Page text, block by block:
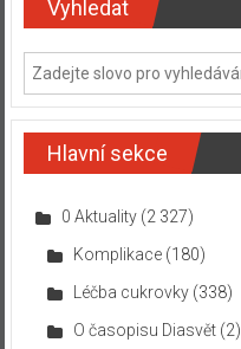
Vyhledat
Hlavní sekce
0 Aktuality(2 327)
Komplikace(180)
Léčba cukrovky(338)
O časopisu Diasvět(2)